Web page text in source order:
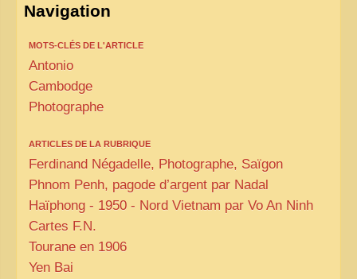
Navigation
MOTS-CLÉS DE L'ARTICLE
Antonio
Cambodge
Photographe
ARTICLES DE LA RUBRIQUE
Ferdinand Négadelle, Photographe, Saïgon
Phnom Penh, pagode d’argent par Nadal
Haïphong - 1950 - Nord Vietnam par Vo An Ninh
Cartes F.N.
Tourane en 1906
Yen Bai